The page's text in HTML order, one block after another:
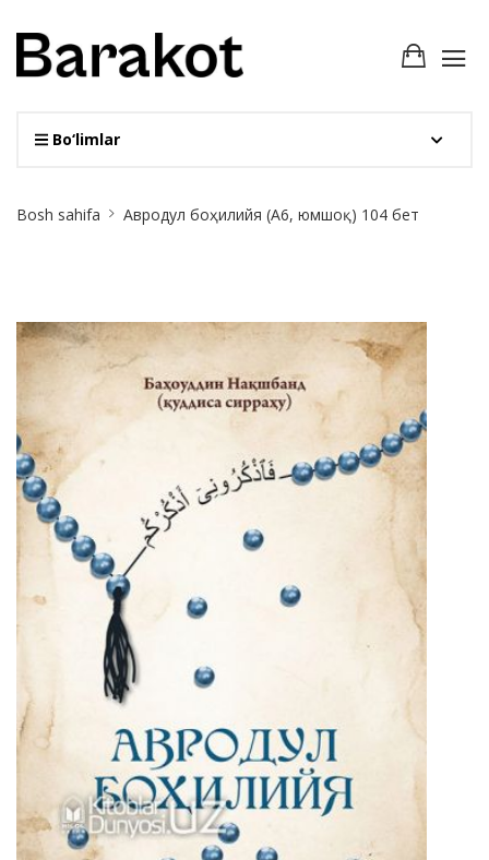
Bo‘limlar
Breadcrumb
Bosh sahifa Авродул боҳилийя (А6, юмшоқ) 104 бет